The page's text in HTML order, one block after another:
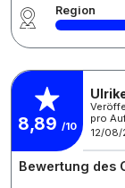
Region
8,89 /10
pro
12/08/
Bewertung des